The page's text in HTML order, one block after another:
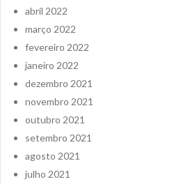
abril 2022
março 2022
fevereiro 2022
janeiro 2022
dezembro 2021
novembro 2021
outubro 2021
setembro 2021
agosto 2021
julho 2021